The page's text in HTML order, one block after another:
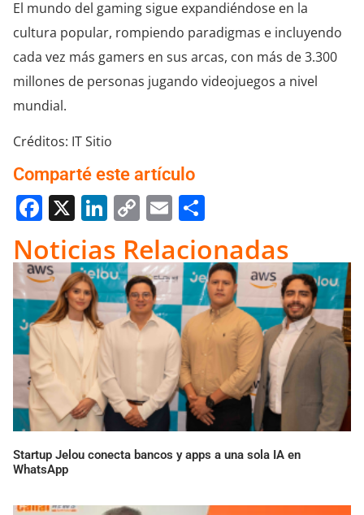
El mundo del gaming sigue expandiéndose en la
cultura popular, rompiendo paradigmas e incluyendo
cada vez más gamers en sus arcas, con más de 3.300
millones de personas jugando videojuegos a nivel
mundial.
Créditos: IT Sitio
Comparté este artículo
Facebook
X LinkedIn
Copy
Link
Email
Noticias Relacionadas
Startup Jelou conecta bancos y apps a una sola IA en
WhatsApp